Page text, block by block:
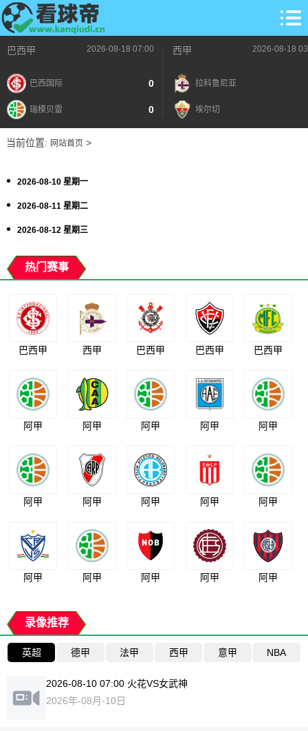
巴西甲 2026-08-18 07:00
巴西国际 0
瑞模贝雷 0
西甲 2026-08-18
拉科鲁尼亚
埃尔切
当前位置: 网站首页>
2026-08-10 星期一
2026-08-11 星期二
2026-08-12 星期三
热门赛事
巴西甲 西甲 巴西甲 巴西甲 巴西甲
阿甲 阿甲 阿甲 阿甲 阿甲
阿甲 阿甲 阿甲 阿甲 阿甲
阿甲 阿甲 阿甲 阿甲 阿甲
录像推荐
英超 德甲 法甲 西甲 意甲 NBA
2026-08-10 07:00 火花VS女武神
2026年-08月-10日